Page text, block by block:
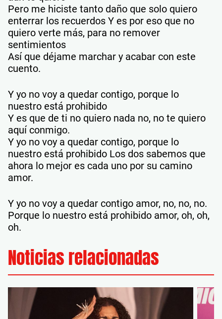
Pero me hiciste tanto daño que solo quiero
enterrar los recuerdos Y es por eso que no
quiero verte más, para no remover
sentimientos
Así que déjame marchar y acabar con este
cuento.
Y yo no voy a quedar contigo, porque lo
nuestro está prohibido
Y es que de ti no quiero nada no, no te quiero
aquí conmigo.
Y yo no voy a quedar contigo, porque lo
nuestro está prohibido Los dos sabemos que
ahora lo mejor es cada uno por su camino
amor.
Y yo no voy a quedar contigo amor, no, no, no.
Porque lo nuestro está prohibido amor, oh, oh,
oh.
Noticias relacionadas